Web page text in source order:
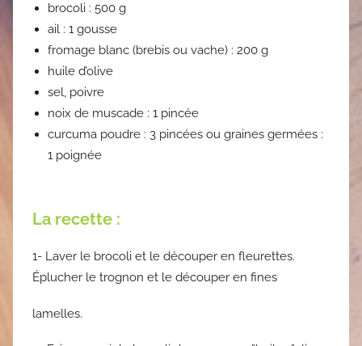
brocoli : 500 g
ail : 1 gousse
fromage blanc (brebis ou vache) : 200 g
huile d’olive
sel, poivre
noix de muscade : 1 pincée
curcuma poudre : 3 pincées ou graines germées :
1 poignée
La recette :
1- Laver le brocoli et le découper en fleurettes.
Éplucher le trognon et le découper en fines
lamelles.